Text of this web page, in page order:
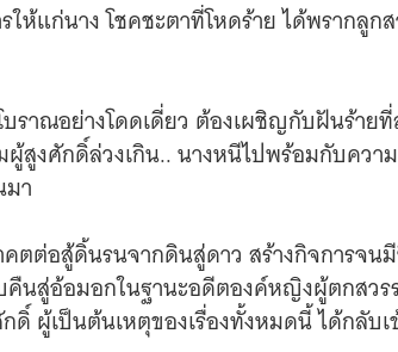
ห้แก่นาง โชคชะตาที่โหดร้าย ได้พรากลูก
าณอย่างโดดเดี่ยว ต้องเผชิญกับฝันร้าย
สูงศักดิ์ล่วงเกิน.. นางหนีไปพร้อมกับควา
า
ตต่อสู้ดิ้นรนจากดินสู่ดาว สร้างกิจการจน
นสู่อ้อมอกในฐานะอดีตองค์หญิงผู้ตกสวร
ผู้เป็นต้นเหตุของเรื่องทั้งหมดนี้ ได้กลับเ